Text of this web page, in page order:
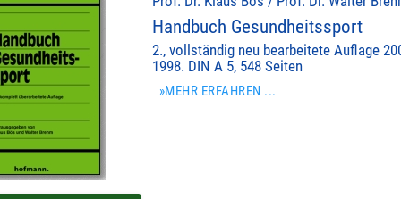
Handbuch Gesundheitssport
2., vollständig neu bearbeitete Auflage
1998. DIN A 5, 548 Seiten
»MEHR ERFAHREN ...